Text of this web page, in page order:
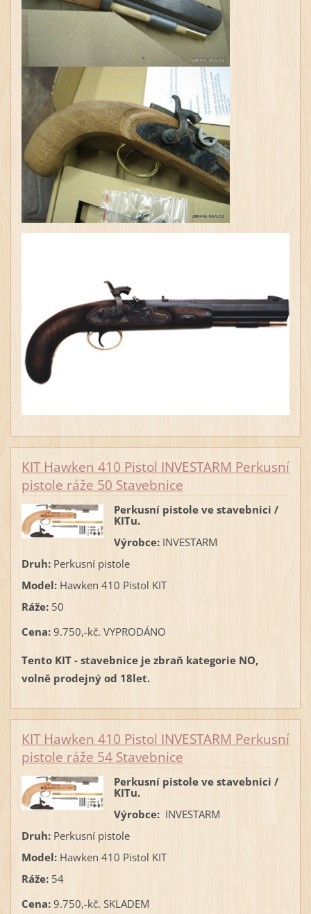
KIT Hawken 410 Pistol INVESTARM Perkusní
pistole ráže 50 Stavebnice
Perkusní pistole ve stavebnici /
KITu.
Výrobce:INVESTARM
Druh:Perkusní pistole
Model: Hawken 410 Pistol KIT
Ráže:50
Cena: 9.750,-kč. VYPRODÁNO
Tento KIT - stavebnice je zbraň kategorie NO,
volně prodejný od 18let.
KIT Hawken 410 Pistol INVESTARM Perkusní
pistole ráže 54 Stavebnice
Perkusní pistole ve stavebnici /
KITu.
Výrobce:INVESTARM
Druh:Perkusní pistole
Model: Hawken 410 Pistol KIT
Ráže:54
Cena:9.750,-kč. SKLADEM